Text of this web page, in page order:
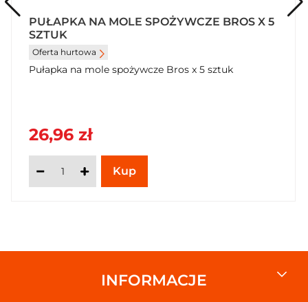
PUŁAPKA NA MOLE SPOŻYWCZE BROS X 5
SZTUK
Oferta hurtowa
Pułapka na mole spożywcze Bros x 5 sztuk
26,96 zł
INFORMACJE